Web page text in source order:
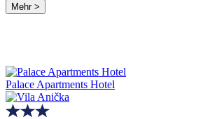
Mehr >
Palace Apartments Hotel